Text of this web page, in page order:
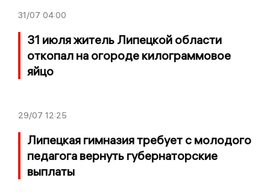
31/07 04:00
31 июля житель Липецкой области
откопал на огороде килограммовое
яйцо
29/07 12:25
Липецкая гимназия требует с молодого
педагога вернуть губернаторские
выплаты